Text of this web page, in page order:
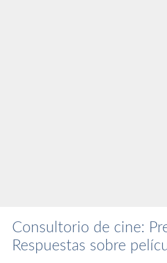
Consultorio de cine:
Respuestas sobre